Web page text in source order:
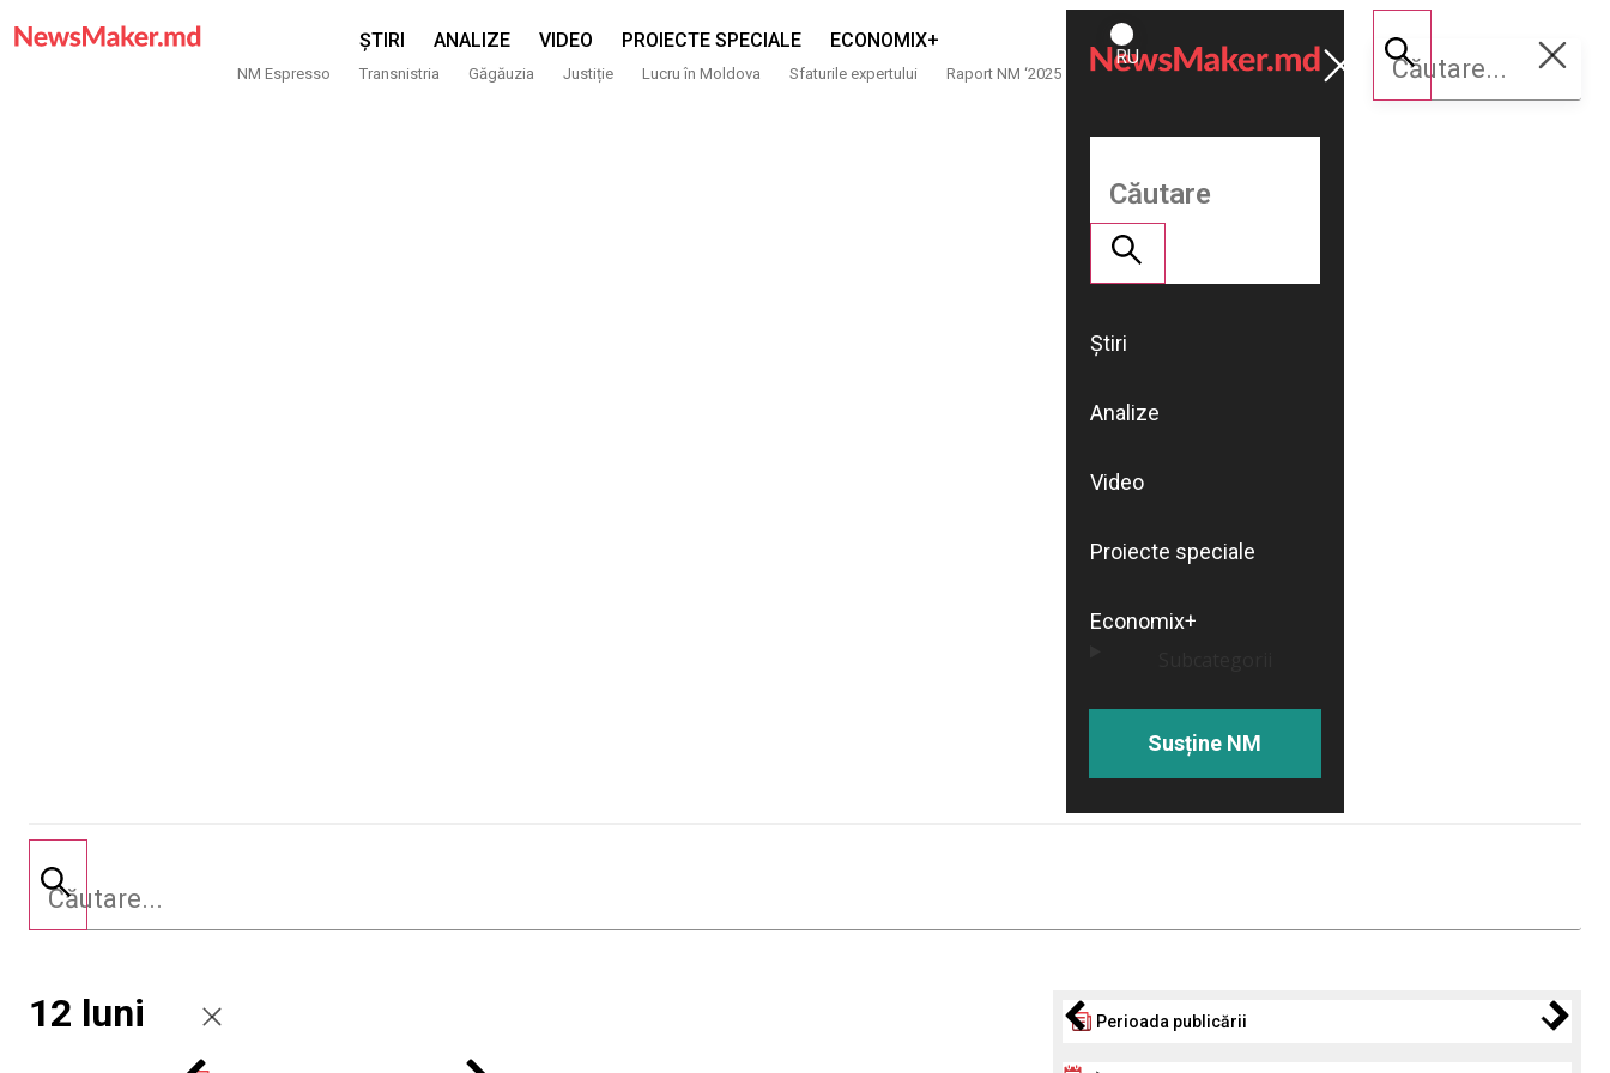
ȘTIRI ANALIZE VIDEO PROIECTE SPECIALE ECONOMIX+
NM Espresso Transnistria Găgăuzia Justiție Lucru în Moldova Sfaturile expertului Raport NM ‘2025
ROMÂNĂ
RU
Susține
NM
Știri
Analize
Video
Proiecte speciale
Economix+
Susține NM
12 luni Perioada publicării